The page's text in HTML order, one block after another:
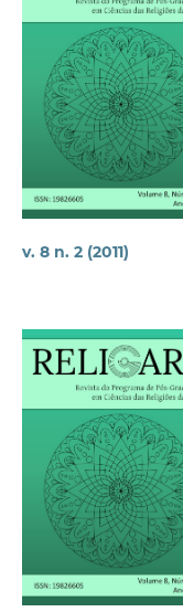
v. 8 n. 2 (2011)